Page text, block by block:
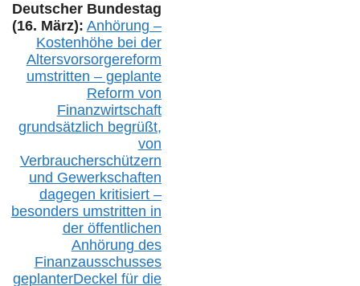
Deutscher Bundestag
(16. März): Anhörung –
Kostenhöhe bei der
Altersvorsorgereform
umstritten – geplante
Reform von
Finanzwirtschaft
grundsätzlich begrüßt,
von
Verbraucherschützern
und Gewerkschaften
dagegen kritisiert –
besonders umstritten in
der öffentlichen
Anhörung des
Finanzausschusses
geplanterDeckel für die